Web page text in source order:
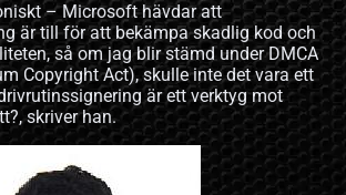
– Microsoft hävdar att
är till för att bekämpa skadlig kod och
så om jag blir stämd under DMCA
Copyright Act), skulle inte det vara ett
är ett verktyg mot
skriver han.